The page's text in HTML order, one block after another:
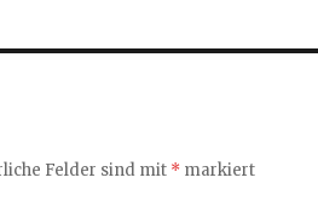
Felder sind mit * markiert